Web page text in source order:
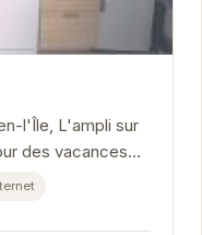
l'Île, L'ampli sur
des vacances